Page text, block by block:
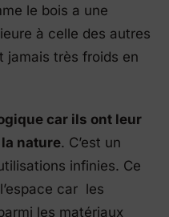
le bois a une
à celle des autres
jamais très froids en
car ils ont leur
nature. C’est un
infinies. Ce
car les
les matériaux